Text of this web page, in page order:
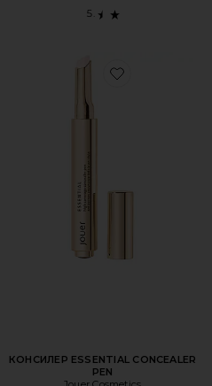
Favorite КОНСИЛЕР
КОНСИЛЕР ESSENTIAL CONCEALER
PEN